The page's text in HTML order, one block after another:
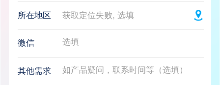
所在地区 获取定位失败, 选填
微信
其他需求